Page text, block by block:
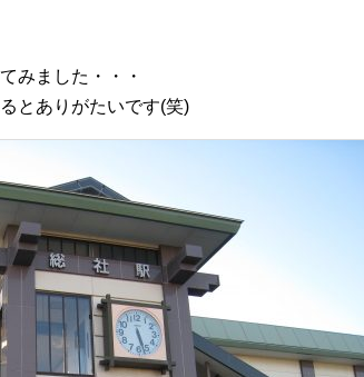
みました・・・
とありがたいです(笑)